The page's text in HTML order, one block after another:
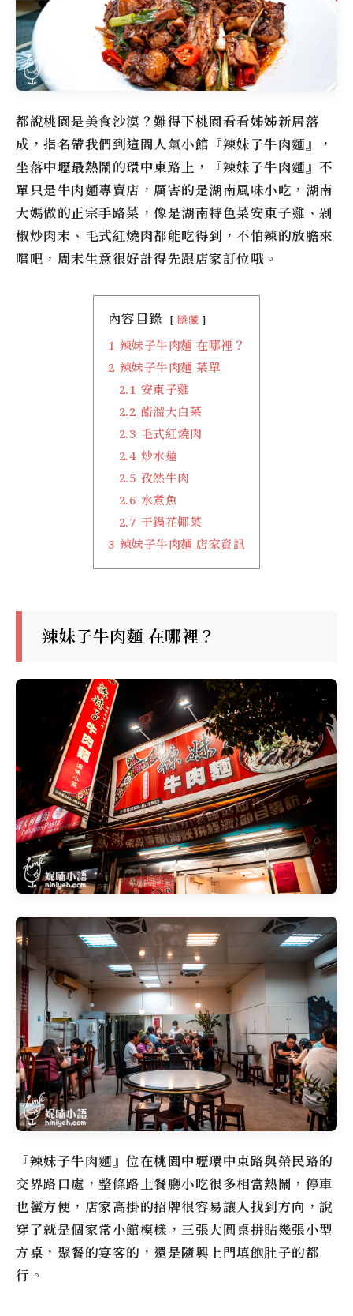
都說桃園是美食沙漠？難得下桃園看看姊姊新居落
成，指名帶我們到這間人氣小館『辣妹子牛肉麵』，
坐落中壢最熱鬧的環中東路上，『辣妹子牛肉麵』不
單只是牛肉麵專賣店，厲害的是湖南風味小吃，湖南
大媽做的正宗手路菜，像是湖南特色菜安東子雞、剁
椒炒肉末、毛式紅燒肉都能吃得到，不怕辣的放膽來
嚐吧，周末生意很好計得先跟店家訂位哦。
內容目錄 隱藏
1 辣妹子牛肉麵 在哪裡？
2 辣妹子牛肉麵 菜單
2.1 安東子雞
2.2 醋溜大白菜
2.3 毛式紅燒肉
2.4 炒水蓮
2.5 孜然牛肉
2.6 水煮魚
2.7 干鍋花椰菜
3 辣妹子牛肉麵 店家資訊
辣妹子牛肉麵 在哪裡？
『辣妹子牛肉麵』位在桃園中壢環中東路與榮民路的
交界路口處，整條路上餐廳小吃很多相當熱鬧，停車
也蠻方便，店家高掛的招牌很容易讓人找到方向，說
穿了就是個家常小館模樣，三張大圓桌拼貼幾張小型
方桌，聚餐的宴客的，還是隨興上門填飽肚子的都
行。